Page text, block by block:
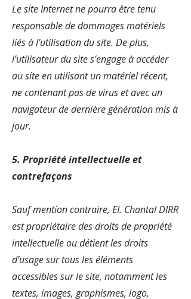
Le site Internet ne pourra être tenu
responsable de dommages matériels
liés à l’utilisation du site. De plus,
l’utilisateur du site s’engage à accéder
au site en utilisant un matériel récent,
ne contenant pas de virus et avec un
navigateur de dernière génération mis à
jour.
5. Propriété intellectuelle et
contrefaçons
Sauf mention contraire, EI. Chantal DIRR
est propriétaire des droits de propriété
intellectuelle ou détient les droits
d’usage sur tous les éléments
accessibles sur le site, notamment les
textes, images, graphismes, logo,